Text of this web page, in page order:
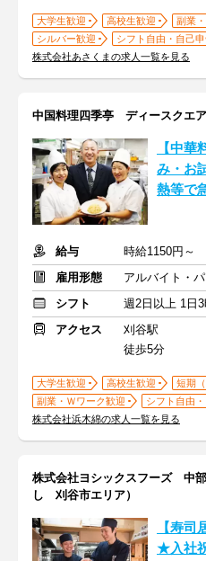
大学生歓迎 高校生歓迎
副業
シルバー歓迎
シフト自由・自己
株式会社あさくまの求人一覧を見る
中国料理四季亭 ディースクエ
【中華
み・お
熱等で
給与
雇用形態
アルバイト・パ
シフト
週2日以上 1日
アクセス
刈谷駅
徒歩5分
大学生歓迎 高校生歓迎
短期
副業・Ｗワーク歓迎
シフト自由
株式会社浜木綿の求人一覧を見る
株式会社ヨシックスフーズ 中
し 刈谷市エリア）
【寿司
★入社